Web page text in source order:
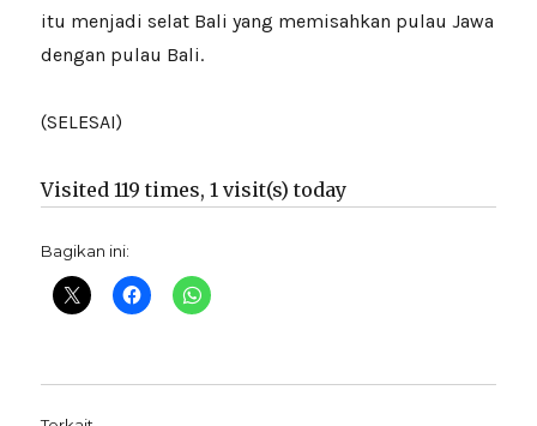
itu menjadi selat Bali yang memisahkan pulau Jawa
dengan pulau Bali.
(SELESAI)
Visited 119 times, 1 visit(s) today
Bagikan ini: